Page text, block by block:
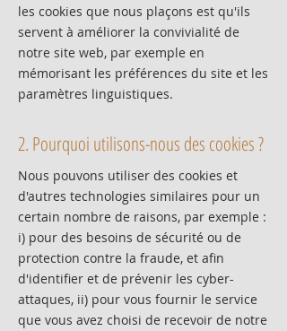
les cookies que nous plaçons est qu'ils
servent à améliorer la convivialité de
notre site web, par exemple en
mémorisant les préférences du site et les
paramètres linguistiques.
2. Pourquoi utilisons-nous des cookies ?
Nous pouvons utiliser des cookies et
d'autres technologies similaires pour un
certain nombre de raisons, par exemple :
i) pour des besoins de sécurité ou de
protection contre la fraude, et afin
d'identifier et de prévenir les cyber-
attaques, ii) pour vous fournir le service
que vous avez choisi de recevoir de notre